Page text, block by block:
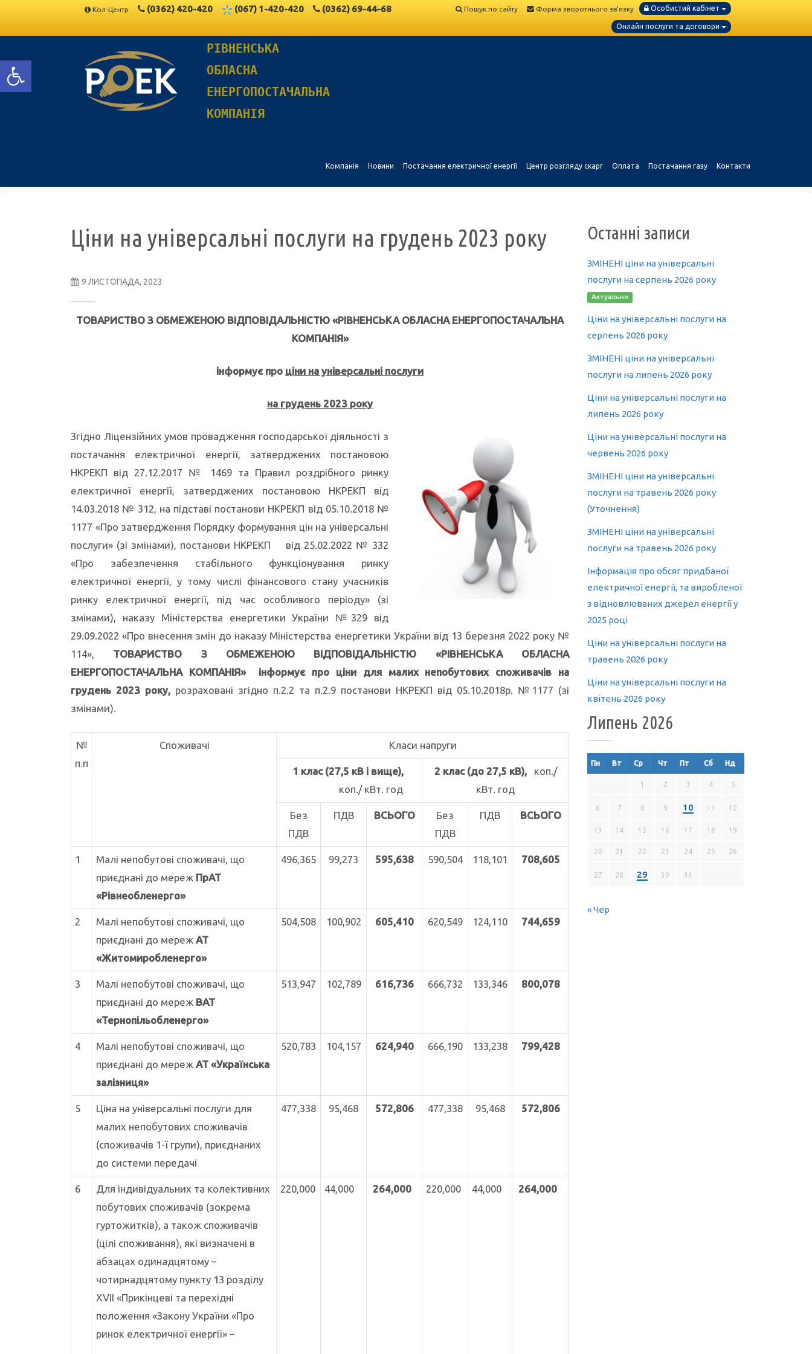
Відкрити Панель інструментів
Кол-Центр (0362) 420-420 (067) 1-420-420 (0362) 69-44-68 Пошук по сайту Форма зворотнього зв'язку Особистий кабінет
Онлайн послуги та договори
РІВНЕНСЬКА
ОБЛАСНА
ЕНЕРГОПОСТАЧАЛЬНА
КОМПАНІЯ
Компанія Новини Постачання електричної енергії Центр розгляду скарг Оплата Постачання газу Контакти
Ціни на універсальні послуги на грудень 2023 року
9 ЛИСТОПАДА, 2023
ТОВАРИСТВО З ОБМЕЖЕНОЮ ВІДПОВІДАЛЬНІСТЮ «РІВНЕНСЬКА ОБЛАСНА ЕНЕРГОПОСТАЧАЛЬНА
КОМПАНІЯ»
інформує про ціни на універсальні послуги
на грудень 2023 року
Згідно Ліцензійних умов провадження господарської діяльності з
постачання електричної енергії, затверджених постановою
НКРЕКП від 27.12.2017 № 1469 та Правил роздрібного ринку
електричної енергії, затверджених постановою НКРЕКП від
14.03.2018 № 312, на підставі постанови НКРЕКП від 05.10.2018 №
1177 «Про затвердження Порядку формування цін на універсальні
послуги» (зі змінами), постанови НКРЕКП від 25.02.2022 № 332
«Про забезпечення стабільного функціонування ринку
електричної енергії, у тому числі фінансового стану учасників
ринку електричної енергії, під час особливого періоду» (зі
змінами), наказу Міністерства енергетики України №329 від
29.09.2022 «Про внесення змін до наказу Міністерства енергетики України від 13 березня 2022 року №
114», ТОВАРИСТВО З ОБМЕЖЕНОЮ ВІДПОВІДАЛЬНІСТЮ «РІВНЕНСЬКА ОБЛАСНА
ЕНЕРГОПОСТАЧАЛЬНА КОМПАНІЯ» інформує про ціни для малих непобутових споживачів на
грудень 2023 року, розраховані згідно п.2.2 та п.2.9 постанови НКРЕКП від 05.10.2018р. №1177 (зі
змінами).
№
п.п
Споживачі Класи напруги
1 клас (27,5 кВ і вище),
коп./ кВт. год
2 клас (до 27,5 кВ),коп./
кВт. год
Без
ПДВ
ПДВ ВСЬОГО
Без
ПДВ
ПДВ ВСЬОГО
1
Малі непобутові споживачі, що
приєднані до мереж ПрАТ
«Рівнеобленерго»
496,365 99,273 595,638 590,504 118,101 708,605
2
Малі непобутові споживачі, що
приєднані до мереж АТ
«Житомиробленерго»
504,508 100,902 605,410 620,549 124,110 744,659
3
Малі непобутові споживачі, що
приєднані до мереж ВАТ
«Тернопільобленерго»
513,947 102,789 616,736 666,732 133,346 800,078
4
Малі непобутові споживачі, що
приєднані до мереж АТ «Українська
залізниця»
520,783 104,157 624,940 666,190 133,238 799,428
5
Ціна на універсальні послуги для
малих непобутових споживачів
(споживачів 1-ї групи), приєднаних
до системи передачі
477,338 95,468 572,806 477,338 95,468 572,806
6
Для індивідуальних та колективних
побутових споживачів (зокрема
гуртожитків), а також споживачів
(цілі споживання), які визначені в
абзацах одинадцятому –
чотирнадцятому пункту 13 розділу
XVII «Прикінцеві та перехідні
положення «Закону України «Про
ринок електричної енергії» –
220,000 44,000 264,000 220,000 44,000 264,000
Останні записи
ЗМІНЕНІ ціни на універсальні
послуги на серпень 2026 року
Актуально
Ціни на універсальні послуги на
серпень 2026 року
ЗМІНЕНІ ціни на універсальні
послуги на липень 2026 року
Ціни на універсальні послуги на
липень 2026 року
Ціни на універсальні послуги на
червень 2026 року
ЗМІНЕНІ ціни на універсальні
послуги на травень 2026 року
(Уточнення)
ЗМІНЕНІ ціни на універсальні
послуги на травень 2026 року
Інформація про обсяг придбаної
електричної енергії, та виробленої
з відновлюваних джерел енергії у
2025 році
Ціни на універсальні послуги на
травень 2026 року
Ціни на універсальні послуги на
квітень 2026 року
Липень 2026
Пн Вт Ср Чт Пт Сб Нд
1 2 3 4 5
6 7 8 9 10 11 12
13 14 15 16 17 18 19
20 21 22 23 24 25 26
27 28 29 30 31
« Чер